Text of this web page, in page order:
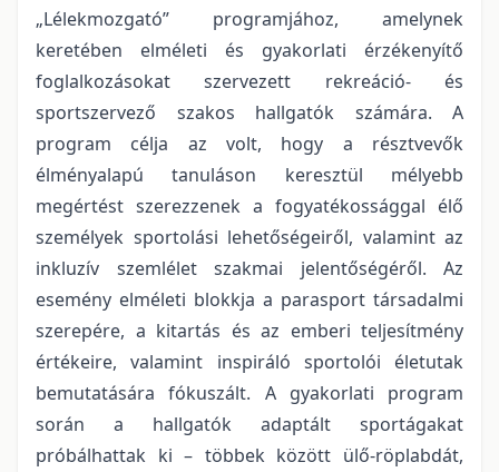
„Lélekmozgató” programjához, amelynek
keretében elméleti és gyakorlati érzékenyítő
foglalkozásokat szervezett rekreáció- és
sportszervező szakos hallgatók számára. A
program célja az volt, hogy a résztvevők
élményalapú tanuláson keresztül mélyebb
megértést szerezzenek a fogyatékossággal élő
személyek sportolási lehetőségeiről, valamint az
inkluzív szemlélet szakmai jelentőségéről. Az
esemény elméleti blokkja a parasport társadalmi
szerepére, a kitartás és az emberi teljesítmény
értékeire, valamint inspiráló sportolói életutak
bemutatására fókuszált. A gyakorlati program
során a hallgatók adaptált sportágakat
próbálhattak ki – többek között ülő-röplabdát,